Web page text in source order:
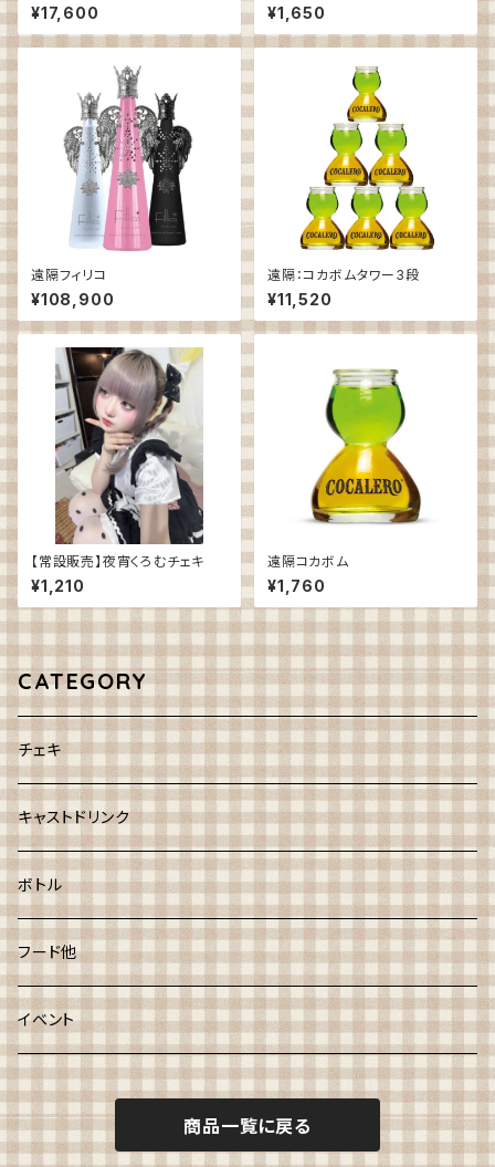
¥17,600 ¥1,650
遠隔フィリコ
¥108,900
遠隔：コカボムタワー3段
¥11,520
【常設販売】夜宵くろむチェキ
¥1,210
遠隔コカボム
¥1,760
CATEGORY
チェキ
キャストドリンク
ボトル
フード他
イベント
商品一覧に戻る